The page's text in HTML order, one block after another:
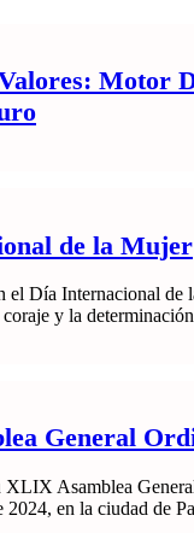
Motor
de la Mujer
el Día Internacional
y la
General
Asamblea
2024, en la ciudad de